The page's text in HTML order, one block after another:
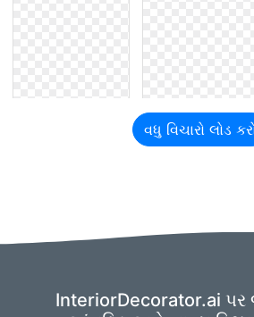
વધુ વિચારો લોડ
InteriorDecorator.ai